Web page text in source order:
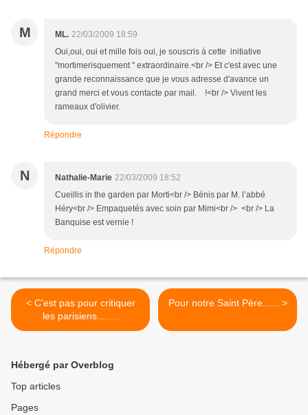
M ML. 22/03/2009 18:59
Oui,oui, oui et mille fois oui, je souscris à cette initiative
"mortimerisquement " extraordinaire.<br /> Et c'est avec une
grande reconnaissance que je vous adresse d'avance un
grand merci et vous contacte par mail. !<br /> Vivent les
rameaux d'olivier.
Répondre
N Nathalie-Marie 22/03/2009 18:52
Cueillis in the garden par Morti<br /> Bénis par M. l’abbé
Héry<br /> Empaquetés avec soin par Mimi<br /> <br /> La
Banquise est vernie !
Répondre
< C'est pas pour critiquer
les parisiens........
Pour notre Saint Père...... >
Hébergé par Overblog
Top articles
Pages